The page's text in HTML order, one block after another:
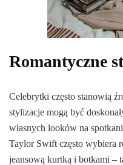
Romantyczne
Celebrytki często stanowią
stylizacje mogą być
własnych looków na
Taylor Swift często wybiera
jeansową kurtką i botkami –